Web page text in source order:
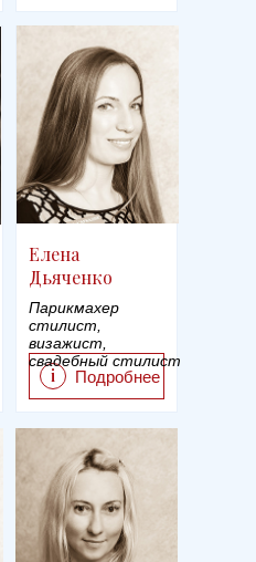
Подробнее
i
Елена
Дьяченко
Парикмахер
стилист,
визажист,
свадебный стилист